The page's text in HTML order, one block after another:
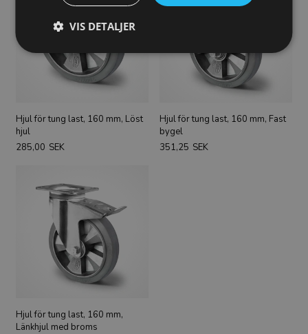
Hjul för tung last, 160 mm, Löst
hjul
285,00 SEK
Hjul för tung last, 160 mm, Fast
bygel
351,25 SEK
Hjul för tung last, 160 mm,
Länkhjul med broms
VIS DETALJER